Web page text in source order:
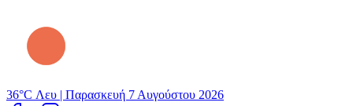
36°C Λευ | Παρασκευή 7 Αυγούστου 2026